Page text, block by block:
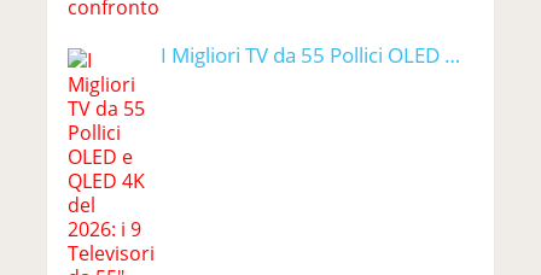
I Migliori TV da 55 Pollici OLED …